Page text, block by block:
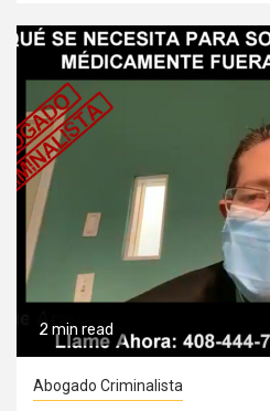
2 min read
Abogado Criminalista